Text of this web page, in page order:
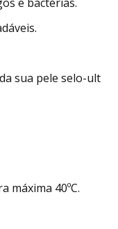
e bactérias.
sua pele selo-ult